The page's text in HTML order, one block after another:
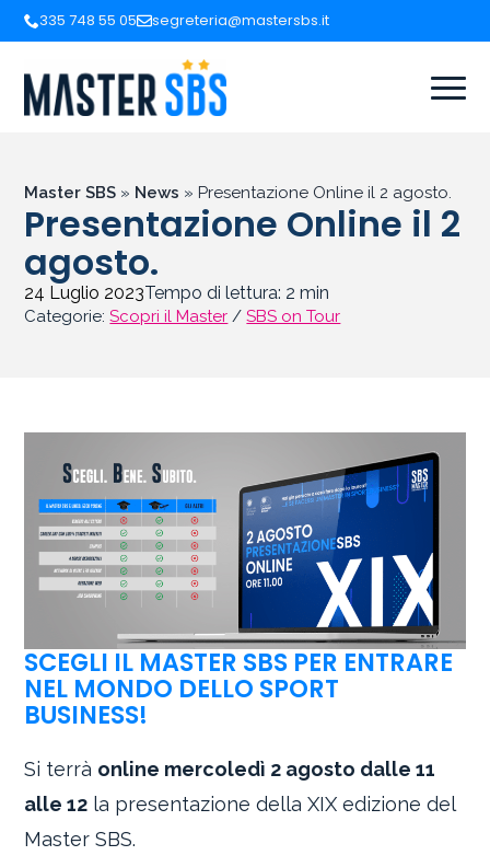
335 748 55 05 segreteria@mastersbs.it
Master SBS » News » Presentazione Online il 2 agosto.
Presentazione Online il 2
agosto.
24 Luglio 2023Tempo di lettura: 2 min
Categorie:Scopri il Master /SBS on Tour
SCEGLI IL MASTER SBS PER ENTRARE
NEL MONDO DELLO SPORT
BUSINESS!
Si terrà online mercoledì 2 agosto dalle 11
alle 12 la presentazione della XIX edizione del
Master SBS.